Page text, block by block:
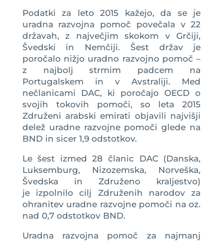
Podatki za leto 2015 kažejo, da se je
uradna razvojna pomoč povečala v 22
državah, z največjim skokom v Grčiji,
Švedski in Nemčiji. Šest držav je
poročalo nižjo uradno razvojno pomoč –
z najbolj strmim padcem na
Portugalskem in v Avstraliji. Med
nečlanicami DAC, ki poročajo OECD o
svojih tokovih pomoči, so leta 2015
Združeni arabski emirati objavili najvišji
delež uradne razvojne pomoči glede na
BND in sicer 1,9 odstotkov.
Le šest izmed 28 članic DAC (Danska,
Luksemburg, Nizozemska, Norveška,
Švedska in Združeno kraljestvo)
je izpolnilo cilj Združenih narodov za
ohranitev uradne razvojne pomoči na oz.
nad 0,7 odstotkov BND.
Uradna razvojna pomoč za najmanj